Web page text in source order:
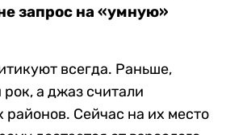
запрос на «умную»
всегда. Раньше,
а джаз считали
районов. Сейчас на их место